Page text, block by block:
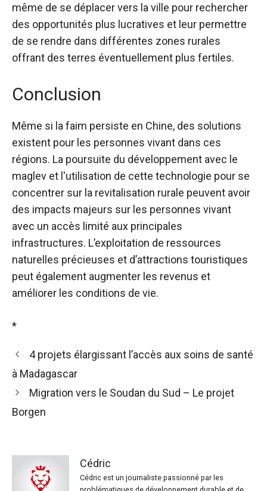
même de se déplacer vers la ville pour rechercher
des opportunités plus lucratives et leur permettre
de se rendre dans différentes zones rurales
offrant des terres éventuellement plus fertiles.
Conclusion
Même si la faim persiste en Chine, des solutions
existent pour les personnes vivant dans ces
régions. La poursuite du développement avec le
maglev et l'utilisation de cette technologie pour se
concentrer sur la revitalisation rurale peuvent avoir
des impacts majeurs sur les personnes vivant
avec un accès limité aux principales
infrastructures. L’exploitation de ressources
naturelles précieuses et d’attractions touristiques
peut également augmenter les revenus et
améliorer les conditions de vie.
*
4 projets élargissant l’accès aux soins de santé
à Madagascar
Migration vers le Soudan du Sud – Le projet
Borgen
Cédric
Cédric est un journaliste passionné par les